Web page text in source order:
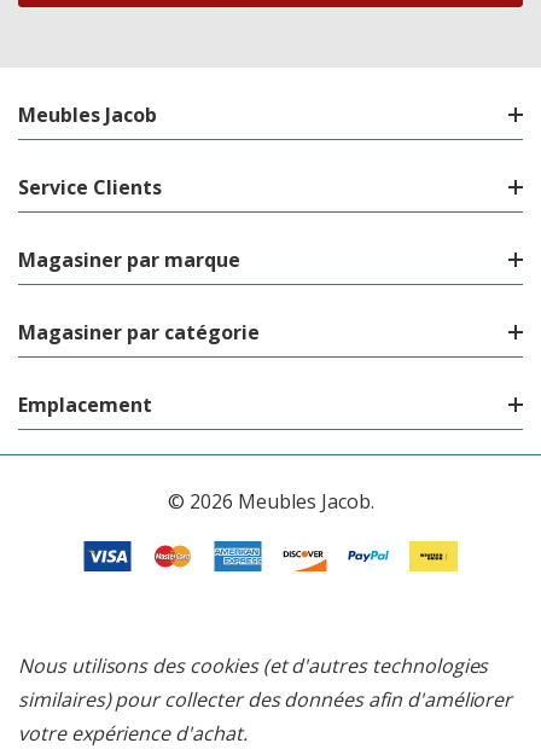
Meubles Jacob
Service Clients
Magasiner par marque
Magasiner par catégorie
Emplacement
© 2026 Meubles Jacob.
Nous utilisons des cookies (et d'autres technologies
similaires) pour collecter des données afin d'améliorer
votre expérience d'achat.